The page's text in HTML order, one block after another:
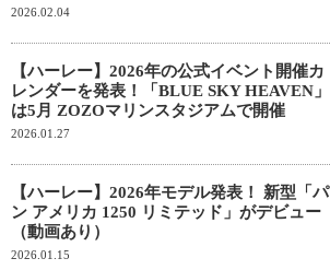
2026.02.04
【ハーレー】2026年の公式イベント開催カ
レンダーを発表！「BLUE SKY HEAVEN」
は5月 ZOZOマリンスタジアムで開催
2026.01.27
【ハーレー】2026年モデル発表！ 新型「パ
ン アメリカ 1250 リミテッド」がデビュー
（動画あり）
2026.01.15